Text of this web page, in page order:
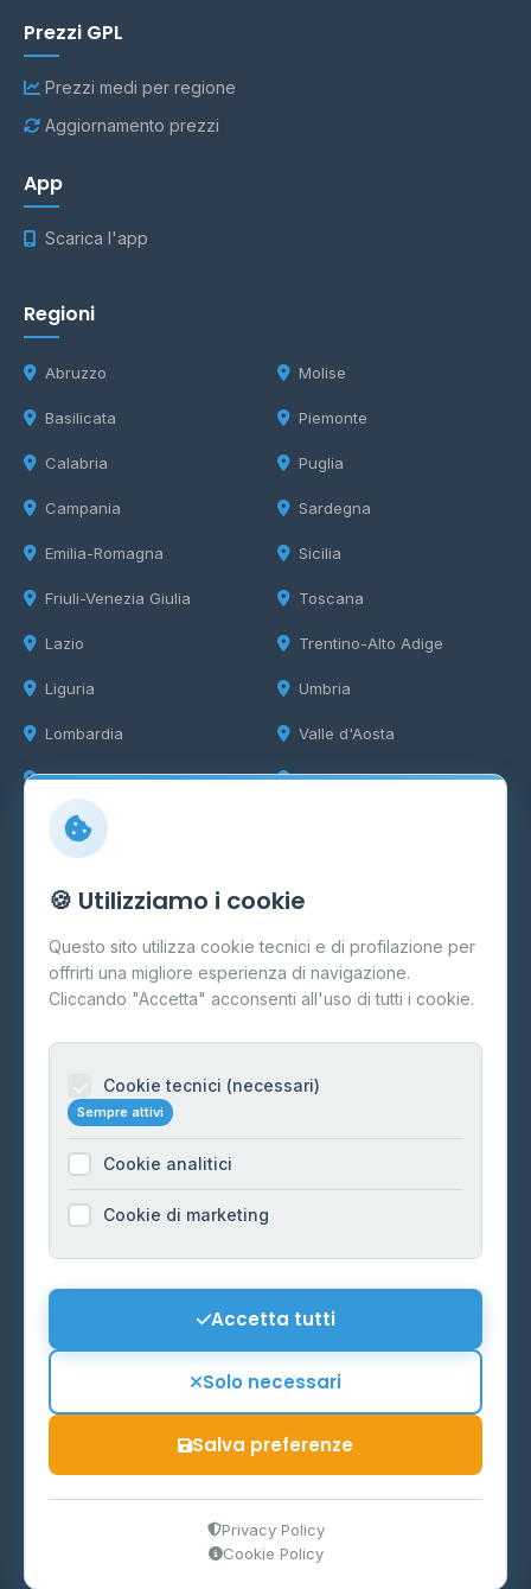
Prezzi GPL
Prezzi medi per regione
Aggiornamento prezzi
App
Scarica l'app
Regioni
Abruzzo
Basilicata
Calabria
Campania
Emilia-Romagna
Friuli-Venezia Giulia
Lazio
Liguria
Lombardia
Marche
Molise
Piemonte
Puglia
Sardegna
Sicilia
Toscana
Trentino-Alto Adige
Umbria
Valle d'Aosta
Veneto
Info
Cos'è il GPL
FAQ
Contatti
Informazioni legali
Cookie Policy
Preferenze Cookie
Mappa del sito
P.IVA 03859300364
Ministero delle Imprese e del Made in Italy
🍪 Utilizziamo i cookie
Questo sito utilizza cookie tecnici e di profilazione per
offrirti una migliore esperienza di navigazione.
Cliccando "Accetta" acconsenti all'uso di tutti i cookie.
Cookie tecnici (necessari)
Sempre attivi
Cookie analitici
Cookie di marketing
Accetta tutti
Solo necessari
Salva preferenze
Privacy Policy
Cookie Policy